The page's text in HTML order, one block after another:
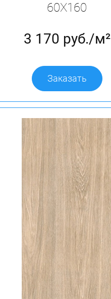
60X160
3 170 руб./м²
Заказать